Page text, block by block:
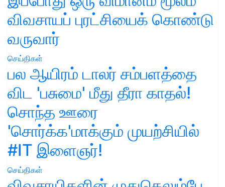
விவசாயப் புரட்சியைக் கொண்டு
வருவார்
செய்திகள்
பல ஆயிரம் டாலர் சம்பளத்தை
விட 'பசுமை' மீது தீரா காதல்!
சொந்த ஊரை
'சொர்க்க'மாக்கும் முயற்சியில்
#IT இளைஞர்!
செய்திகள்